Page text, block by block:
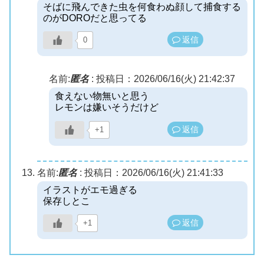
そばに飛んできた虫を何食わぬ顔して捕食する
のがDOROだと思ってる
0 返信
名前:匿名: 投稿日：2026/06/16(火) 21:42:37
食えない物無いと思う
レモンは嫌いそうだけど
+1 返信
名前:匿名: 投稿日：2026/06/16(火) 21:41:33
イラストがエモ過ぎる
保存しとこ
+1 返信